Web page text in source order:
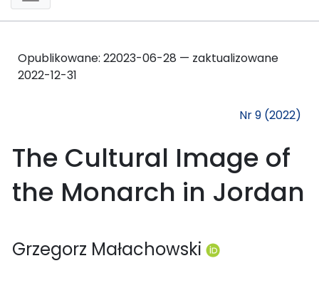
Opublikowane: 22023-06-28 — zaktualizowane
2022-12-31
Nr 9 (2022)
The Cultural Image of
the Monarch in Jordan
Grzegorz Małachowski